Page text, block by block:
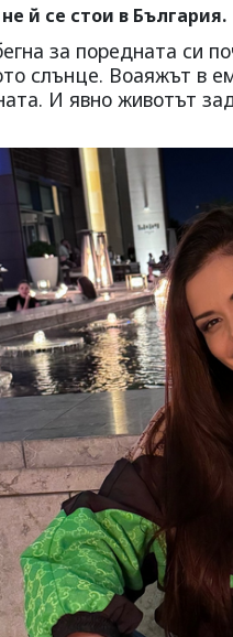
й се стои в България.
за поредната си
слънце. Воаяжът в
И явно животът